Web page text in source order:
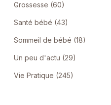
Grossesse (60)
Santé bébé (43)
Sommeil de bébé (18)
Un peu d'actu (29)
Vie Pratique (245)